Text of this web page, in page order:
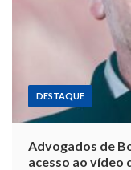
DESTAQUE
Advogados de
acesso ao vídeo